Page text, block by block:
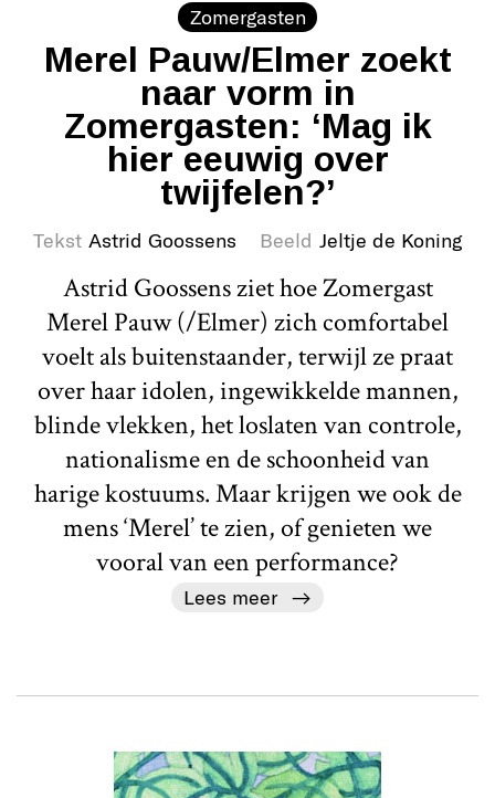
Zomergasten
Merel Pauw/Elmer zoekt
naar vorm in
Zomergasten: ‘Mag ik
hier eeuwig over
twijfelen?’
Tekst Astrid Goossens Beeld Jeltje de Koning
Astrid Goossens ziet hoe Zomergast
Merel Pauw (/Elmer) zich comfortabel
voelt als buitenstaander, terwijl ze praat
over haar idolen, ingewikkelde mannen,
blinde vlekken, het loslaten van controle,
nationalisme en de schoonheid van
harige kostuums. Maar krijgen we ook de
mens ‘Merel’ te zien, of genieten we
vooral van een performance?
Lees meer